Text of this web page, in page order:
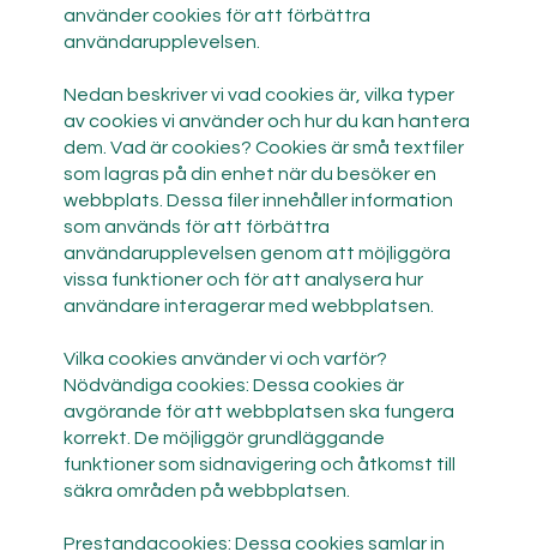
använder cookies för att förbättra
användarupplevelsen.
Nedan beskriver vi vad cookies är, vilka typer
av cookies vi använder och hur du kan hantera
dem. Vad är cookies? Cookies är små textfiler
som lagras på din enhet när du besöker en
webbplats. Dessa filer innehåller information
som används för att förbättra
användarupplevelsen genom att möjliggöra
vissa funktioner och för att analysera hur
användare interagerar med webbplatsen.
Vilka cookies använder vi och varför?
Nödvändiga cookies: Dessa cookies är
avgörande för att webbplatsen ska fungera
korrekt. De möjliggör grundläggande
funktioner som sidnavigering och åtkomst till
säkra områden på webbplatsen.
Prestandacookies: Dessa cookies samlar in